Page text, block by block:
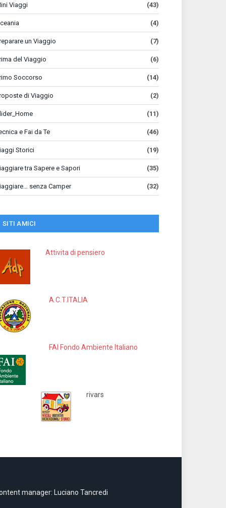
Viaggi (43)
(4)
un Viaggio (7)
del Viaggio (6)
Soccorso (14)
di Viaggio (2)
(11)
e Fai da Te (46)
Storici (19)
tra Sapere e Sapori (35)
senza Camper (32)
SITI AMICI
Attivita di pensiero
A.C.T.ITALIA
FAI Fondo Ambiente Italiano
rivars
manager: Luciano Tancredi